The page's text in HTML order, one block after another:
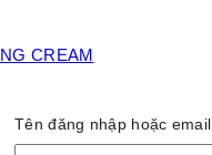
CREAM
Tên đăng nhập hoặc email